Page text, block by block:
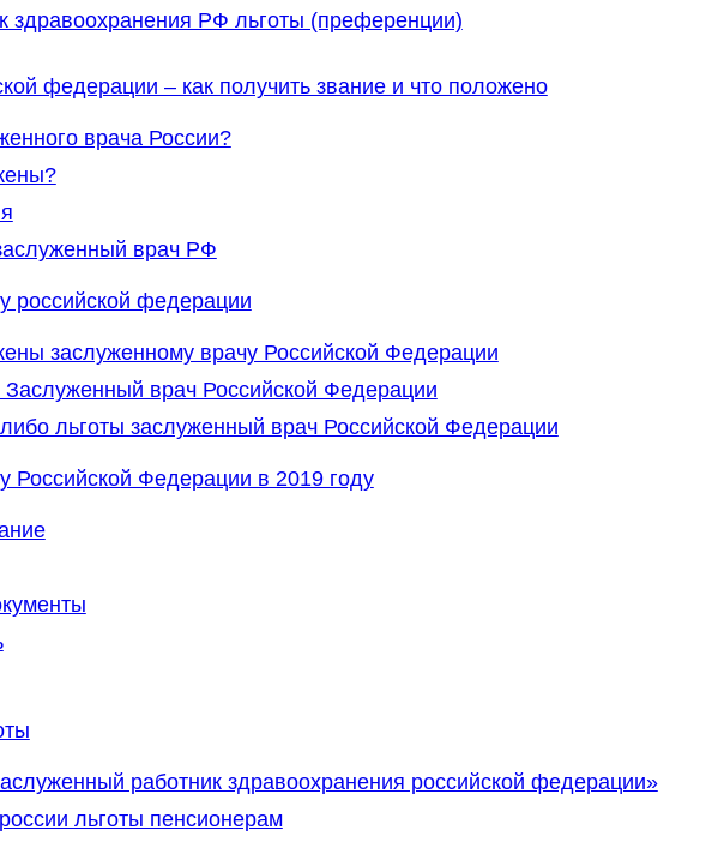
здравоохранения РФ льготы (преференции)
федерации – как получить звание и что положено
врача России?
врач РФ
российской федерации
заслуженному врачу Российской Федерации
врач Российской Федерации
льготы заслуженный врач Российской Федерации
Российской Федерации в 2019 году
работник здравоохранения российской федерации»
льготы пенсионерам